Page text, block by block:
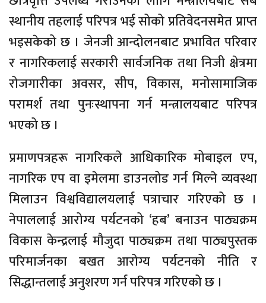
स्थानीय तहलाई परिपत्र भई सोको प्रतिवेदनसमेत प्राप्त
भइसकेको छ । जेनजी आन्दोलनबाट प्रभावित परिवार
र नागरिकलाई सरकारी सार्वजनिक तथा निजी क्षेत्रमा
रोजगारीका अवसर, सीप, विकास, मनोसामाजिक
परामर्श तथा पुनःस्थापना गर्न मन्त्रालयबाट परिपत्र
भएको छ ।
प्रमाणपत्रहरू नागरिकले आधिकारिक मोबाइल एप,
नागरिक एप वा इमेलमा डाउनलोड गर्न मिल्ने व्यवस्था
मिलाउन विश्वविद्यालयलाई पत्राचार गरिएको छ ।
नेपाललाई आरोग्य पर्यटनको ‘हब’ बनाउन पाठ्यक्रम
विकास केन्द्रलाई मौजुदा पाठ्यक्रम तथा पाठ्यपुस्तक
परिमार्जनका बखत आरोग्य पर्यटनको नीति र
सिद्धान्तलाई अनुशरण गर्न परिपत्र गरिएको छ ।